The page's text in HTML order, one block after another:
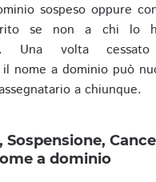
sospeso oppure
se non a chi lo
Una volta
nome a dominio può
a chiunque.
Sospensione,
a dominio